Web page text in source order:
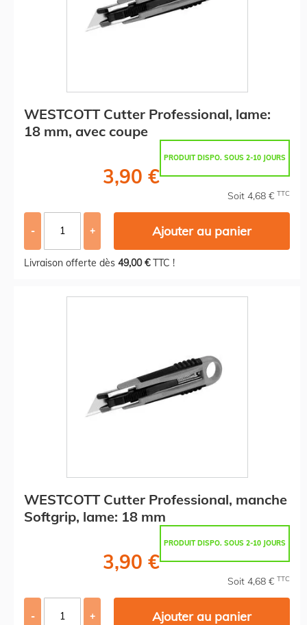
WESTCOTT Cutter Professional, lame:
18 mm, avec coupe
PRODUIT DISPO. SOUS 2-10 JOURS
3,90 €
Soit 4,68 € TTC
- + Ajouter au panier
Livraison offerte dès 49,00 €TTC !
WESTCOTT Cutter Professional, manche
Softgrip, lame: 18 mm
PRODUIT DISPO. SOUS 2-10 JOURS
3,90 €
Soit 4,68 € TTC
- + Ajouter au panier